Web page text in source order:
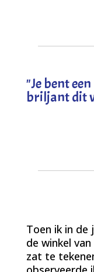
"Je bent
briljant dit
Toen ik in de
de winkel
zat te